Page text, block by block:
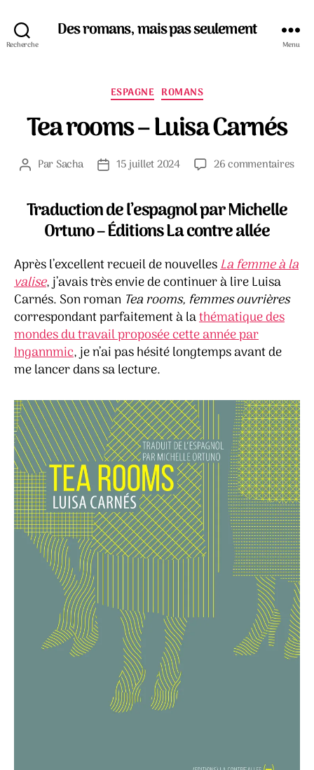
Recherche
Des romans, mais pas seulement
Menu
Catégories
ESPAGNE ROMANS
Tea rooms – Luisa Carnés
Auteur
ParSacha
Date15 juillet 2024 26 commentairessur
Traduction de l’espagnol par Michelle
Ortuno – Éditions La contre allée
Après l’excellent recueil de nouvellesLa femme à la
valise, j’avais très envie de continuer à lire Luisa
Carnés. Son roman Tea rooms, femmes ouvrières
correspondant parfaitement à lathématique des
mondes du travail proposée cette année par
Ingannmic, je n’ai pas hésité longtemps avant de
me lancer dans sa lecture.